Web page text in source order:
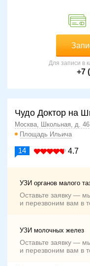
Для записи в
+7
Чудо Доктор на
Москва, Школьная, д. 46
Площадь Ильича
14 4.7
УЗИ органов малого
Оставьте заявку —
и перезвоним вам в
УЗИ молочных желез
Оставьте заявку —
и перезвоним вам в